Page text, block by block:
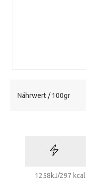
Nährwert / 100gr
1258kJ/297 kcal